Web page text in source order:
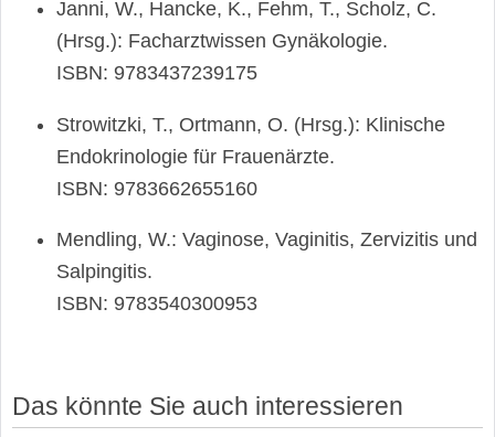
Janni, W., Hancke, K., Fehm, T., Scholz, C.
(Hrsg.): Facharztwissen Gynäkologie.
ISBN: 9783437239175
Strowitzki, T., Ortmann, O. (Hrsg.): Klinische
Endokrinologie für Frauenärzte.
ISBN: 9783662655160
Mendling, W.: Vaginose, Vaginitis, Zervizitis und
Salpingitis.
ISBN: 9783540300953
Das könnte Sie auch interessieren